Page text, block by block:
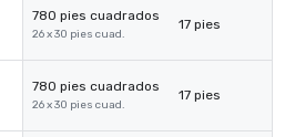
780 pies cuadrados
26 x 30 pies cuad.
17 pies
780 pies cuadrados
26 x 30 pies cuad.
17 pies